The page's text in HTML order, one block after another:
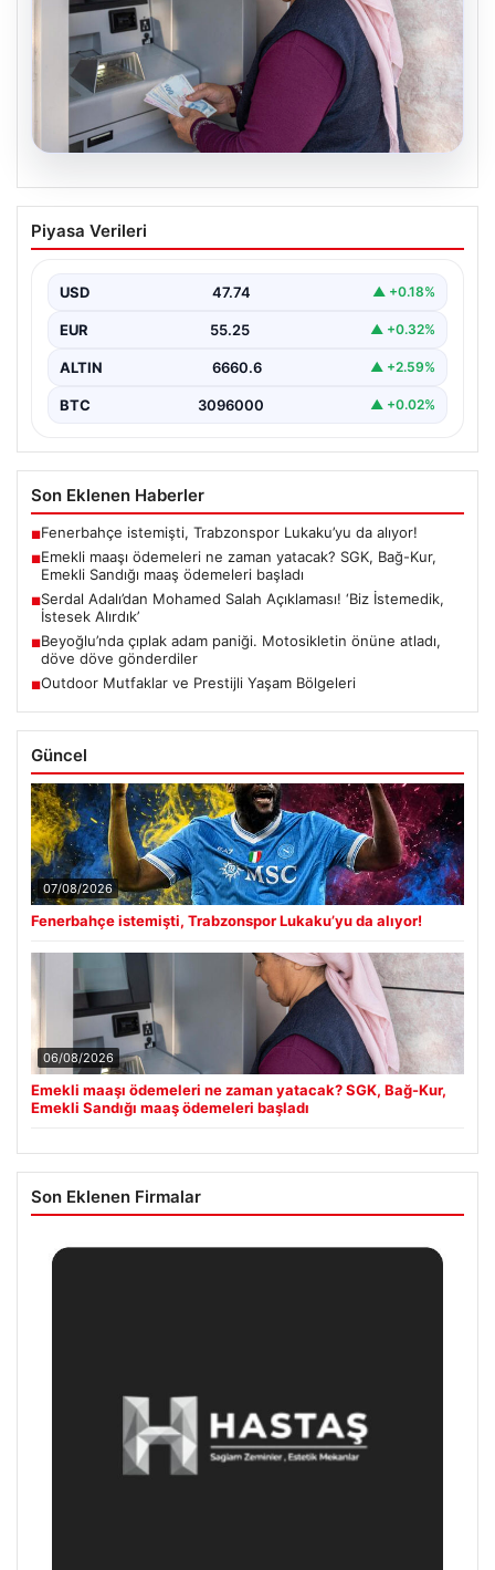
Emekli maaşı ödemeleri ne zaman
yatacak? SGK, Bağ-Kur, Emekli Sandığı
Piyasa Verileri
USD 47.74 ▲ +0.18%
EUR 55.25 ▲ +0.32%
ALTIN 6660.6 ▲ +2.59%
BTC 3096000 ▲ +0.02%
Son Eklenen Haberler
■Fenerbahçe istemişti, Trabzonspor Lukaku’yu da alıyor!
■Emekli maaşı ödemeleri ne zaman yatacak? SGK, Bağ-Kur,
Emekli Sandığı maaş ödemeleri başladı
■Serdal Adalı’dan Mohamed Salah Açıklaması! ‘Biz İstemedik,
İstesek Alırdık’
■Beyoğlu’nda çıplak adam paniği. Motosikletin önüne atladı,
döve döve gönderdiler
■Outdoor Mutfaklar ve Prestijli Yaşam Bölgeleri
Güncel
07/08/2026
Fenerbahçe istemişti, Trabzonspor Lukaku’yu da alıyor!
06/08/2026
Emekli maaşı ödemeleri ne zaman yatacak? SGK, Bağ-Kur,
Emekli Sandığı maaş ödemeleri başladı
Son Eklenen Firmalar